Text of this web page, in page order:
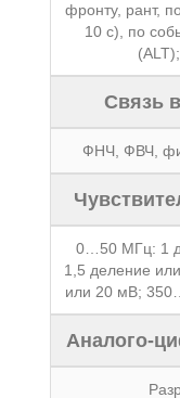
фронту, рант,
10 с), по
Связь
ФНЧ, ФВЧ,
0…50 МГц: 1
1,5 деление
или 20 мВ;
Аналого-